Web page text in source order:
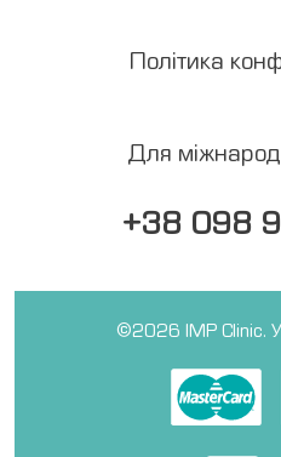
Політика
Для
+38 098
©2026 IMP Clinic.